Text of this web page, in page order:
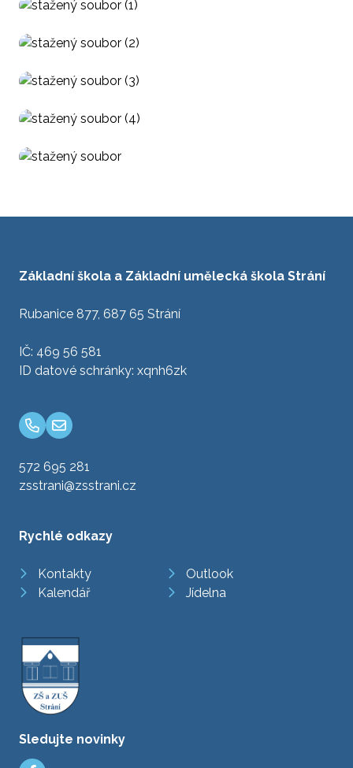
Základní škola a Základní umělecká škola Strání
Rubanice 877, 687 65 Strání
IČ: 469 56 581
ID datové schránky: xqnh6zk
572 695 281
zsstrani@zsstrani.cz
Rychlé odkazy
Kontakty
Outlook
Kalendář
Jídelna
Sledujte novinky